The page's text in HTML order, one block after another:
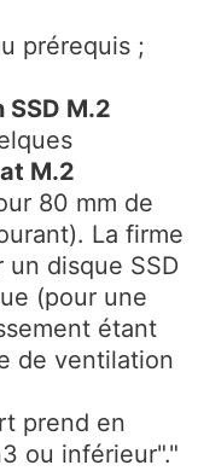
prérequis ;
M.2
M.2
80 mm de
La firme
disque SSD
(pour une
étant
de ventilation
prend en
ou inférieur ."